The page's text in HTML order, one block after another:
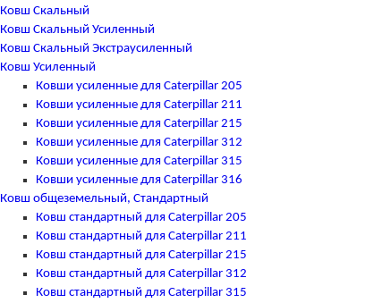
Ковш Скальный
Ковш Скальный Усиленный
Ковш Скальный Экстраусиленный
Ковш Усиленный
Ковши усиленные для Caterpillar 205
Ковши усиленные для Caterpillar 211
Ковши усиленные для Caterpillar 215
Ковши усиленные для Caterpillar 312
Ковши усиленные для Caterpillar 315
Ковши усиленные для Caterpillar 316
Ковш общеземельный, Стандартный
Ковш стандартный для Caterpillar 205
Ковш стандартный для Caterpillar 211
Ковш стандартный для Caterpillar 215
Ковш стандартный для Caterpillar 312
Ковш стандартный для Caterpillar 315